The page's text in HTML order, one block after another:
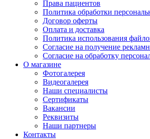
Права пациентов
Политика обработки
Договор оферты
Оплата и доставка
Политика использования
Согласие на получение
Согласие на обработку
О магазине
Фотогалерея
Видеогалерея
Наши специалисты
Сертификаты
Вакансии
Реквизиты
Наши партнеры
Контакты